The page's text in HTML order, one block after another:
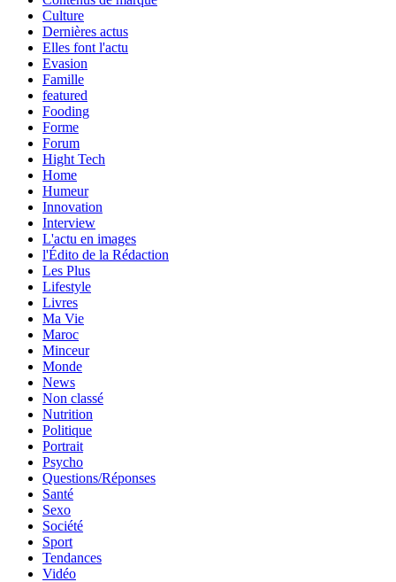
Culture
Dernières actus
Elles font l'actu
Evasion
Famille
featured
Fooding
Forme
Forum
Hight Tech
Home
Humeur
Innovation
Interview
L'actu en images
l'Édito de la Rédaction
Les Plus
Lifestyle
Livres
Ma Vie
Maroc
Minceur
Monde
News
Non classé
Nutrition
Politique
Portrait
Psycho
Questions/Réponses
Santé
Sexo
Société
Sport
Tendances
Vidéo